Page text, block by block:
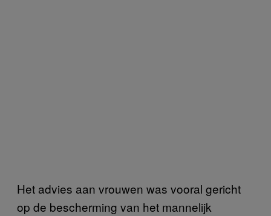
Het advies aan vrouwen was vooral gericht
op de bescherming van het mannelijk